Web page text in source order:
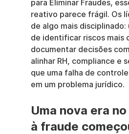
para Eliminar Fraudes,
reativo parece frágil. Os
de algo mais disciplinado:
de identificar riscos mais
documentar decisões
alinhar RH, compliance e
que uma falha de
em um problema jurídico.
Uma nova era
à fraude